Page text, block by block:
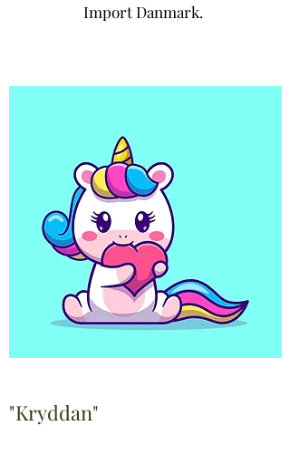
Import Danmark.
"Kryddan"